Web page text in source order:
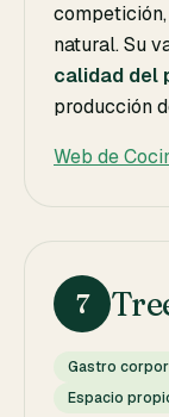
natural. Su
calidad del
producción
Web de
7
Gastro
Espacio